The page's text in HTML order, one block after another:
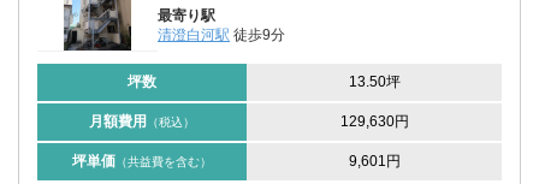
最寄り駅
清澄白河駅 徒歩9分
坪数 13.50坪
月額費用 （税込） 129,630円
坪単価 （共益費を含む） 9,601円